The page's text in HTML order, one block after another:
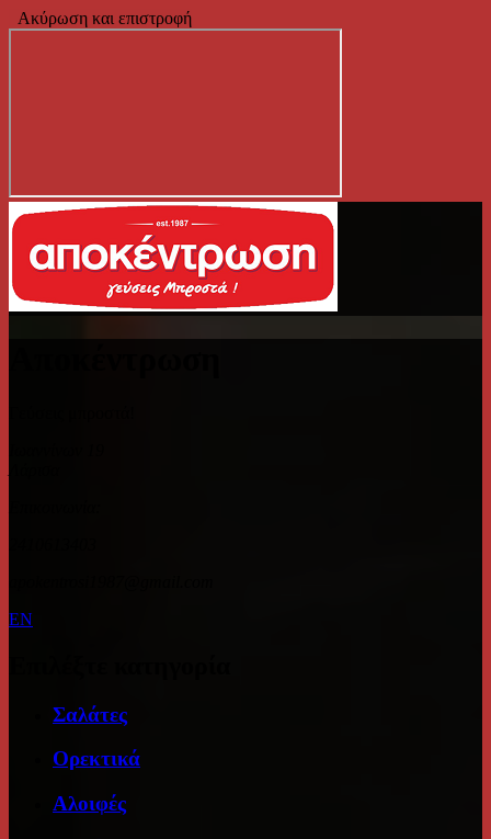
Ακύρωση και επιστροφή
EN
Σαλάτες
Ορεκτικά
Αλοιφές